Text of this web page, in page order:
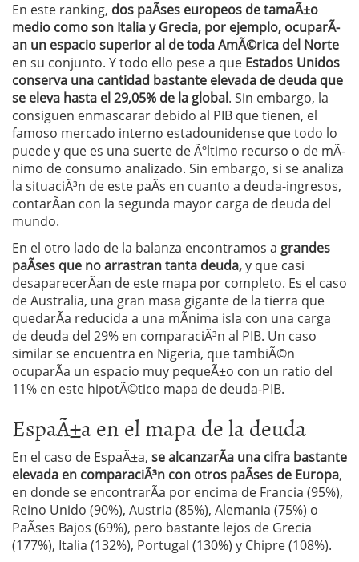
En este ranking, dos paÃ­ses europeos de tamaÃ±o
medio como son Italia y Grecia, por ejemplo, ocuparÃ­
an un espacio superior al de toda AmÃ©rica del Norte
en su conjunto. Y todo ello pese a que Estados Unidos
conserva una cantidad bastante elevada de deuda que
se eleva hasta el 29,05% de la global. Sin embargo, la
consiguen enmascarar debido al PIB que tienen, el
famoso mercado interno estadounidense que todo lo
puede y que es una suerte de Ãºltimo recurso o de mÃ­
nimo de consumo analizado. Sin embargo, si se analiza
la situaciÃ³n de este paÃ­s en cuanto a deuda-ingresos,
contarÃ­an con la segunda mayor carga de deuda del
mundo.
En el otro lado de la balanza encontramos a grandes
paÃ­ses que no arrastran tanta deuda,y que casi
desaparecerÃ­an de este mapa por completo. Es el caso
de Australia, una gran masa gigante de la tierra que
quedarÃ­a reducida a una mÃ­nima isla con una carga
de deuda del 29% en comparaciÃ³n al PIB. Un caso
similar se encuentra en Nigeria, que tambiÃ©n
ocuparÃ­a un espacio muy pequeÃ±o con un ratio del
11% en este hipotÃ©tico mapa de deuda-PIB.
EspaÃ±a en el mapa de la deuda
En el caso de EspaÃ±a, se alcanzarÃ­a una cifra bastante
elevada en comparaciÃ³n con otros paÃ­ses de Europa,
en donde se encontrarÃ­a por encima de Francia (95%),
Reino Unido (90%), Austria (85%), Alemania (75%) o
PaÃ­ses Bajos (69%), pero bastante lejos de Grecia
(177%), Italia (132%), Portugal (130%) y Chipre (108%).